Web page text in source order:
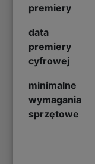
premiery
data
premiery
cyfrowej
minimalne
wymagania
sprzętowe